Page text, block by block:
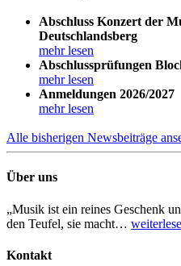
Abschluss Konzert der
Deutschlandsberg
mehr lesen
Abschlussprüfungen
mehr lesen
Anmeldungen 2026/2027
mehr lesen
Alle bisherigen Newsbeiträge
Über uns
„Musik ist ein reines Geschenk
den Teufel, sie macht…
Kontakt